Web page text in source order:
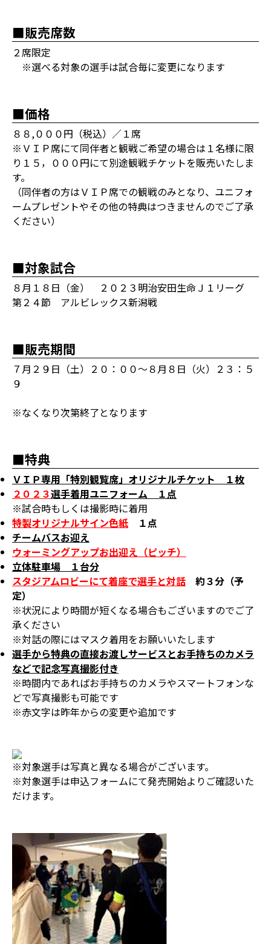
■販売席数
２席限定
※選べる対象の選手は試合毎に変更になります
■価格
８８,０００円（税込）／１席
※ＶＩＰ席にて同伴者と観戦ご希望の場合は１名様に限
り１５，０００円にて別途観戦チケットを販売いたしま
す。
（同伴者の方はＶＩＰ席での観戦のみとなり、ユニフォ
ームプレゼントやその他の特典はつきませんのでご了承
ください）
■対象試合
８月１８日（金） ２０２３明治安田生命Ｊ１リーグ
第２４節 アルビレックス新潟戦
■販売期間
７月２９日（土）２０：００～８月８日（火）２３：５
９
※なくなり次第終了となります
■特典
ＶＩＰ専用「特別観覧席」オリジナルチケット １枚
２０２３選手着用ユニフォーム １点
※試合時もしくは撮影時に着用
特製オリジナルサイン色紙 １点
チームバスお迎え
ウォーミングアップお出迎え（ピッチ）
立体駐車場 １台分
スタジアムロビーにて着座で選手と対話 約３分（予
定）
※状況により時間が短くなる場合もございますのでご了
承ください
※対話の際にはマスク着用をお願いいたします
選手から特典の直接お渡しサービスとお手持ちのカメラ
などで記念写真撮影付き
※時間内であればお手持ちのカメラやスマートフォンな
どで写真撮影も可能です
※赤文字は昨年からの変更や追加です
※対象選手は写真と異なる場合がございます。
※対象選手は申込フォームにて発売開始よりご確認いた
だけます。